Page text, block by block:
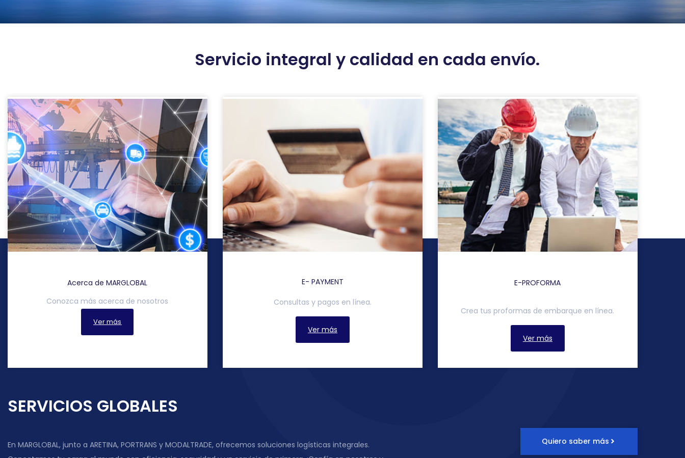
Servicio integral y calidad en cada envío.
Acerca de MARGLOBAL
Conozca más acerca de nosotros
Ver más
E- PAYMENT
Consultas y pagos en línea.
Ver más
E-PROFORMA
Crea tus proformas de embarque en línea.
Ver más
SERVICIOS GLOBALES
En MARGLOBAL, junto a ARETINA, PORTRANS y MODALTRADE, ofrecemos soluciones logísticas integrales.
Quiero saber más